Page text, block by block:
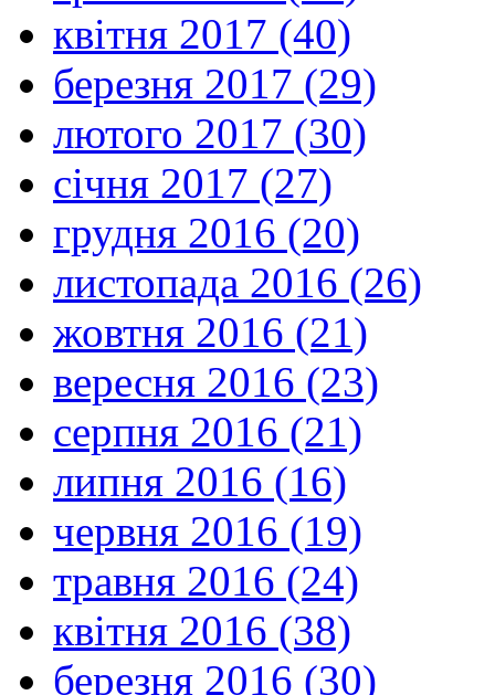
квітня 2017 (40)
березня 2017 (29)
лютого 2017 (30)
січня 2017 (27)
грудня 2016 (20)
листопада 2016 (26)
жовтня 2016 (21)
вересня 2016 (23)
серпня 2016 (21)
липня 2016 (16)
червня 2016 (19)
травня 2016 (24)
квітня 2016 (38)
березня 2016 (30)